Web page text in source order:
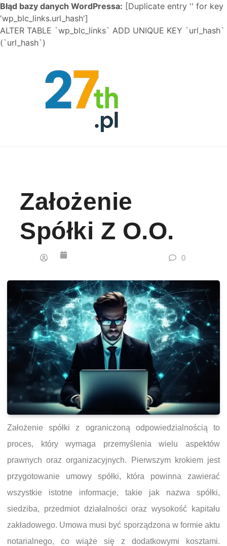
Błąd bazy danych WordPressa: [Duplicate entry '' for key
'wp_blc_links.url_hash']
ALTER TABLE `wp_blc_links` ADD UNIQUE KEY `url_hash`
(`url_hash`)
Założenie
Spółki Z O.o.
0
Założenie spółki z ograniczoną odpowiedzialnością to
proces, który wymaga przemyślenia wielu aspektów
prawnych oraz organizacyjnych. Pierwszym krokiem jest
przygotowanie umowy spółki, która powinna zawierać
wszystkie istotne informacje, takie jak nazwa spółki,
siedziba, przedmiot działalności oraz wysokość kapitału
zakładowego. Umowa musi być sporządzona w formie aktu
notarialnego, co wiąże się z dodatkowymi kosztami.